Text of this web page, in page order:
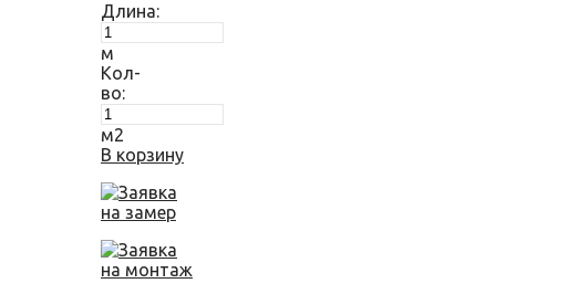
Длина:
м
Кол-
во:
м2
В корзину
Заявка
на замер
Заявка
на монтаж